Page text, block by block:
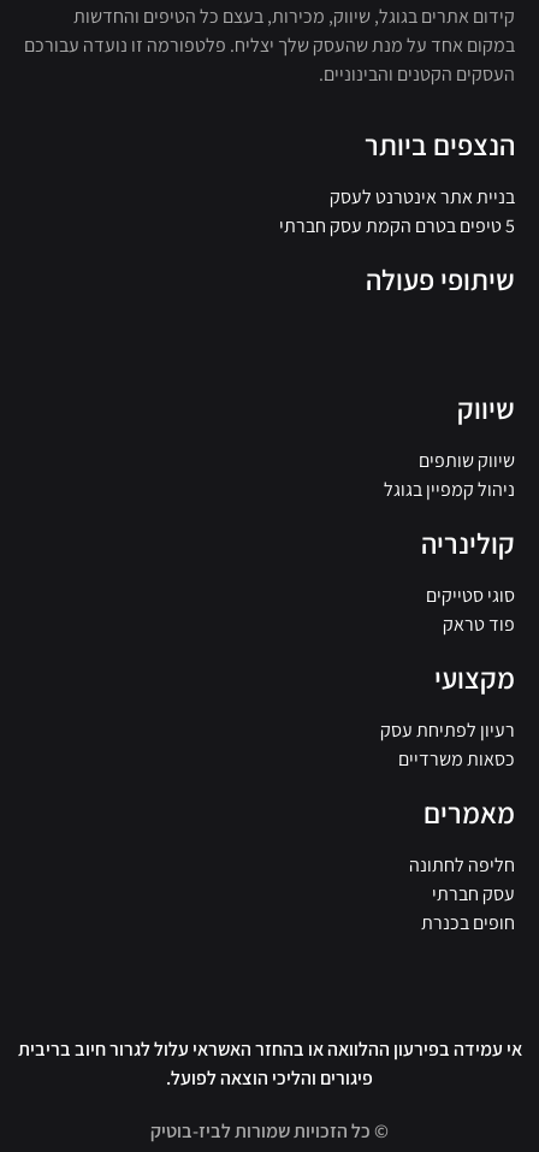
קידום אתרים בגוגל, שיווק, מכירות, בעצם כל הטיפים והחדשות
במקום אחד על מנת שהעסק שלך יצליח. פלטפורמה זו נועדה עבורכם
העסקים הקטנים והבינוניים.
הנצפים ביותר
בניית אתר אינטרנט לעסק
5 טיפים בטרם הקמת עסק חברתי
שיתופי פעולה
שיווק
שיווק שותפים
ניהול קמפיין בגוגל
קולינריה
סוגי סטייקים
פוד טראק
מקצועי
רעיון לפתיחת עסק
כסאות משרדיים
מאמרים
חליפה לחתונה
עסק חברתי
חופים בכנרת
© כל הזכויות שמורות לביז-בוטיק
אי עמידה בפירעון ההלוואה או בהחזר האשראי עלול לגרור חיוב בריבית
פיגורים והליכי הוצאה לפועל.